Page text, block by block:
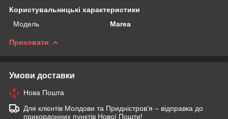
Користувальницькі характеристики
Мoдель
Marea
Приховати
Умови доставки
Нова Пошта
Для клієнтів Молдови та Придністров'я – відправка до
прикордонних пунктів Нової Пошти!